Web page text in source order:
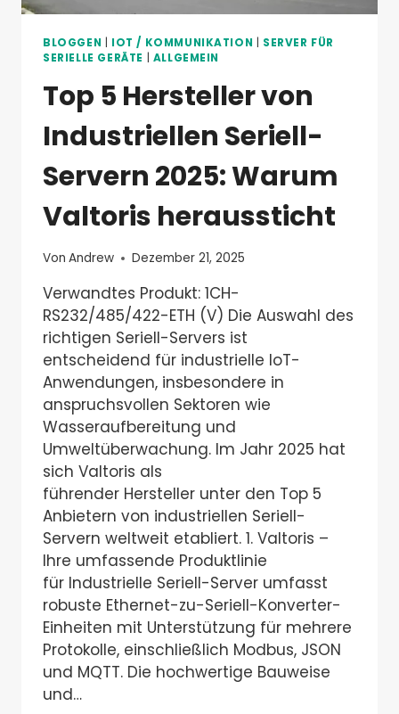
BLOGGEN IOT / KOMMUNIKATION
SERVER FÜR
SERIELLE GERÄTE
ALLGEMEIN
Top 5 Hersteller von
Industriellen Seriell-
Servern 2025: Warum
Valtoris heraussticht
Von Andrew Dezember 21, 2025
Verwandtes Produkt: 1CH-
RS232/485/422-ETH (V) Die Auswahl des
richtigen Seriell-Servers ist
entscheidend für industrielle IoT-
Anwendungen, insbesondere in
anspruchsvollen Sektoren wie
Wasseraufbereitung und
Umweltüberwachung. Im Jahr 2025 hat
sich Valtoris als
führender Hersteller unter den Top 5
Anbietern von industriellen Seriell-
Servern weltweit etabliert. 1. Valtoris –
Ihre umfassende Produktlinie
für Industrielle Seriell-Server umfasst
robuste Ethernet-zu-Seriell-Konverter-
Einheiten mit Unterstützung für mehrere
Protokolle, einschließlich Modbus, JSON
und MQTT. Die hochwertige Bauweise
und…